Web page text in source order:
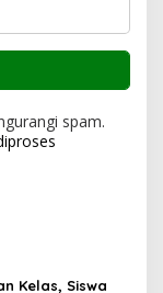
spam.
Kelas, Siswa